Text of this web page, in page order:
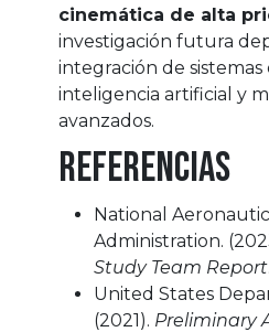
cinemática de alta
investigación futura
integración de
inteligencia artificial y
avanzados.
REFERENCIAS
National
Administration.
Study Team Report
United States
(2021). Preliminary